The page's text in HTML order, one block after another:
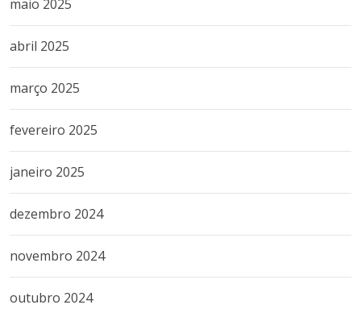
maio 2025
abril 2025
março 2025
fevereiro 2025
janeiro 2025
dezembro 2024
novembro 2024
outubro 2024